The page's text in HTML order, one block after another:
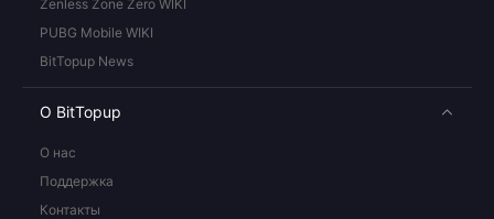
Zenless Zone Zero WIKI
PUBG Mobile WIKI
BitTopup News
О BitTopup
О нас
Поддержка
Контакты